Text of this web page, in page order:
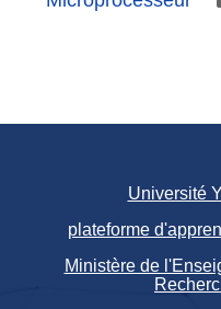
Université
plateforme
Ministère de